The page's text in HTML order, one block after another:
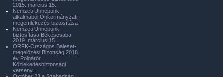
2015. március 15.
Nemzeti Ünnepünk
alkalmából Önkormányzati
megemlékezés biztosítása
Nemzeti Ünnepünk
biztosítása Békéscsaba
2019. március 15.
ORFK-Országos Baleset-
megelőzési Bizottság 2018.
év Polgárőr
Közlekedésbiztonsági
verseny.